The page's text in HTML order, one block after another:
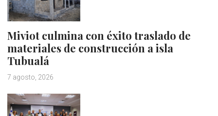
Miviot culmina con éxito traslado de
materiales de construcción a isla
Tubualá
7 agosto, 2026